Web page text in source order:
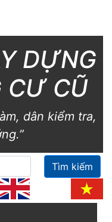
DỰNG
CƯ CŨ
dân kiểm tra,
Tìm kiếm